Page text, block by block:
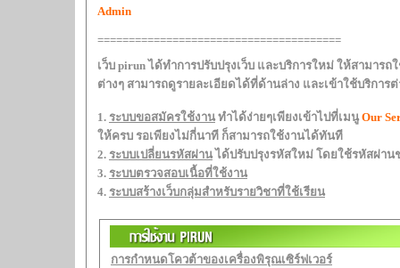
Admin
=======================================
เว็บ pirun ได้ทำการปรับปรุงเว็บ และบริการใหม่ ให้สามารถใช้งานกันได้ง่ายขึ้นครับ วิธีการใช้งาน
1. ระบบขอสมัครใช้งานทำได้ง่ายๆเพียงเข้าไปที่เมนูOur
ให้ครบ รอเพียงไม่กี่นาที ก็สามารถใช้งานได้ทันที
2. ระบบเปลี่ยนรหัสผ่านได้ปรับปรุงรหัสใหม่ โดยใช้รหัสผ่าน
3. ระบบตรวจสอบเนื้อที่ใช้งาน
4. ระบบสร้างเว็บกลุ่มสำหรับรายวิชาที่ใช้เรียน
การกำหนดโควต้าของเครื่องพิรุณเซิร์ฟเวอร์